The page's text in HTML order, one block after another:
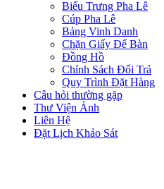
Biểu Trưng Pha Lê
Cúp Pha Lê
Bảng Vinh Danh
Chặn Giấy Để Bàn
Đồng Hồ
Chính Sách Đổi Trả
Quy Trình Đặt Hàng
Câu hỏi thường gặp
Thư Viện Ảnh
Liên Hệ
Đặt Lịch Khảo Sát